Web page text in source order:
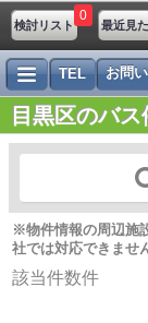
検討リスト
0
最近見
TEL お問
目黒区のバス
※物件情報の周辺施
社では対応できませ
該当件数件